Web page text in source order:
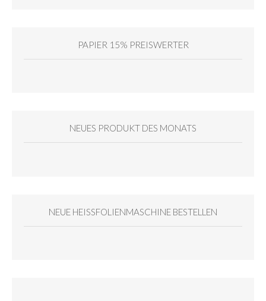
PAPIER 15% PREISWERTER
NEUES PRODUKT DES MONATS
NEUE HEISSFOLIENMASCHINE BESTELLEN